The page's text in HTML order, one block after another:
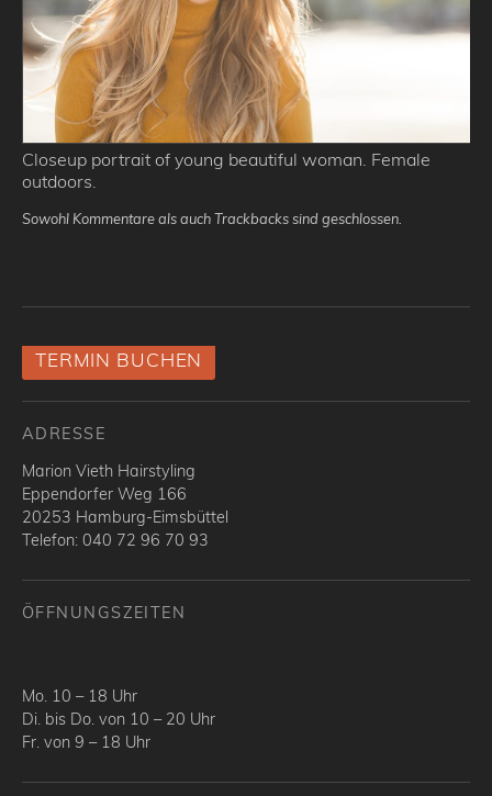
Closeup portrait of young beautiful woman. Female
outdoors.
Sowohl Kommentare als auch Trackbacks sind geschlossen.
TERMIN BUCHEN
ADRESSE
Marion Vieth Hairstyling
Eppendorfer Weg 166
20253 Hamburg-Eimsbüttel
Telefon: 040 72 96 70 93
ÖFFNUNGSZEITEN
Mo. 10 – 18 Uhr
Di. bis Do. von 10 – 20 Uhr
Fr. von 9 – 18 Uhr